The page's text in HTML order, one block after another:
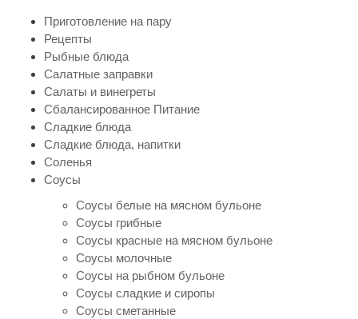
Приготовление на пару
Рецепты
Рыбные блюда
Салатные заправки
Салаты и винегреты
Сбалансированное Питание
Сладкие блюда
Сладкие блюда, напитки
Соленья
Соусы
Соусы белые на мясном бульоне
Соусы грибные
Соусы красные на мясном бульоне
Соусы молочные
Соусы на рыбном бульоне
Соусы сладкие и сиропы
Соусы сметанные